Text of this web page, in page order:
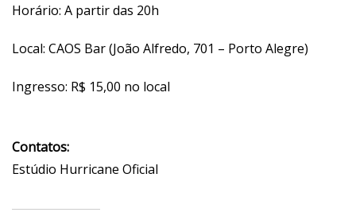
Horário: A partir das 20h
Local: CAOS Bar (João Alfredo, 701 – Porto Alegre)
Ingresso: R$ 15,00 no local
Contatos:
Estúdio Hurricane Oficial